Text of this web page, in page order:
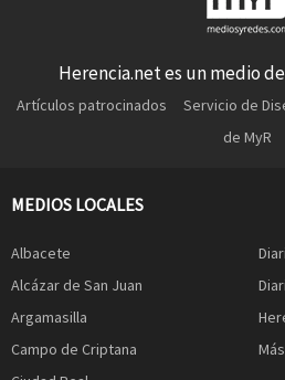
Herencia.net es un medio de
Artículos patrocinados Servicio de
de MyR
MEDIOS LOCALES
Albacete
Alcázar de San Juan
Argamasilla
Campo de Criptana